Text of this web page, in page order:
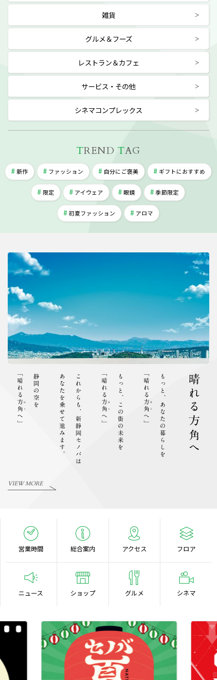
雑貨
グルメ＆フーズ
レストラン＆カフェ
サービス・その他
シネマコンプレックス
TREND TAG
新作 ファッション 自分にご褒美 ギフトにおすすめ
限定 アイウェア 眼鏡 季節限定
初夏ファッション アロマ
VIEW MORE
営業時間 総合案内 アクセス フロア
ニュース ショップ グルメ シネマ